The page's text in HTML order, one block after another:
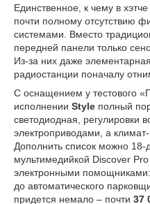
Единственное, к чему в
почти полному отсутствию
системами. Вместо
передней панели только
Из-за них даже
радиостанции поначалу
С оснащением у тестового
исполнении Style полный
светодиодная, регулировки
электроприводами, а
Дополнить список можно
мультимедийкой Discover
электронными
до автоматического
придется немало – почти 37